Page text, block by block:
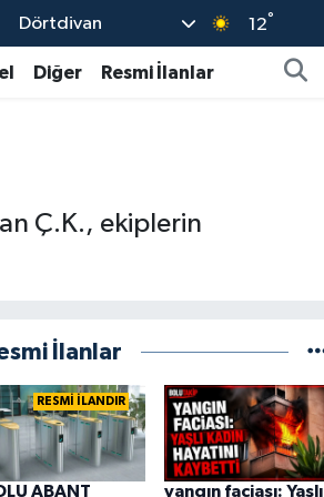
Dörtdivan 12°
Diğer Resmi İlanlar
Ç.K., ekiplerin
İlanlar
RESMİ İLANDIR
ABANT
yangın faciası: Yaşlı